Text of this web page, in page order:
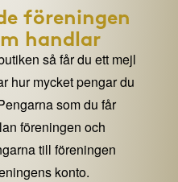
föreningen
handlar
så får du ett mejl
hur mycket pengar du
som du får
föreningen och
till föreningen
konto.